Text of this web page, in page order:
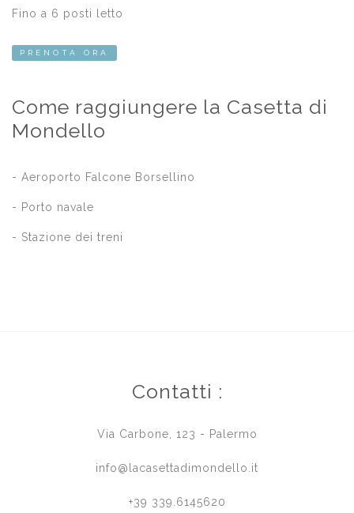
Fino a 6 posti letto
PRENOTA ORA
Come raggiungere la Casetta di
Mondello
- Aeroporto Falcone Borsellino
- Porto navale
- Stazione dei treni
Contatti :
Via Carbone, 123 - Palermo
info@lacasettadimondello.it
+39 339.6145620